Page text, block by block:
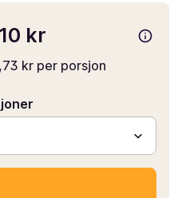
kr
kr per porsjon